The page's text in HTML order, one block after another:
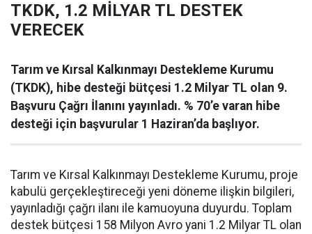
TKDK, 1.2 MİLYAR TL DESTEK
VERECEK
Tarım ve Kırsal Kalkınmayı Destekleme Kurumu
(TKDK), hibe desteği bütçesi 1.2 Milyar TL olan 9.
Başvuru Çağrı İlanını yayınladı. % 70’e varan hibe
desteği için başvurular 1 Haziran’da başlıyor.
Tarım ve Kırsal Kalkınmayı Destekleme Kurumu, proje
kabulü gerçekleştireceği yeni döneme ilişkin bilgileri,
yayınladığı çağrı ilanı ile kamuoyuna duyurdu. Toplam
destek bütçesi 158 Milyon Avro yani 1.2 Milyar TL olan